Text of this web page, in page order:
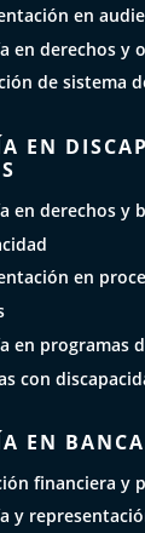
en
en derechos y
de sistema
EN
en derechos y
en
en programas
con
EN
financiera y
y